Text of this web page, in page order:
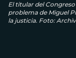
El titular del
problema de Miguel
la justicia. Foto: